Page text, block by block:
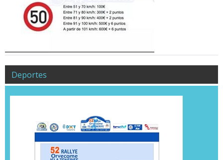
Deportes